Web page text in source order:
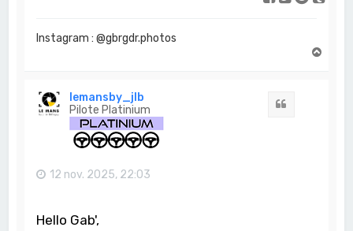
Instagram : @gbrgdr.photos
lemansby_jlb
Pilote Platinium
12 nov. 2025, 22:03
Hello Gab',